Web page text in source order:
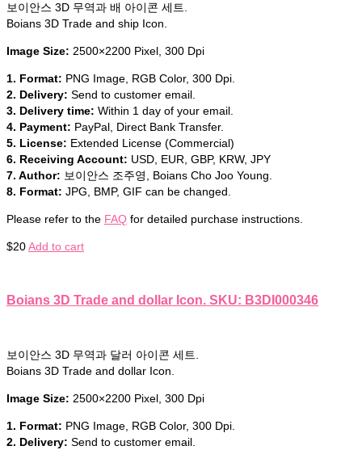
보이안스 3D 무역과 배 아이콘 세트.
Boians 3D Trade and ship Icon.
Image Size: 2500×2200 Pixel, 300 Dpi
1. Format: PNG Image, RGB Color, 300 Dpi.
2. Delivery: Send to customer email.
3. Delivery time: Within 1 day of your email.
4. Payment: PayPal, Direct Bank Transfer.
5. License: Extended License (Commercial)
6. Receiving Account: USD, EUR, GBP, KRW, JPY
7. Author: 보이안스 조주영, Boians Cho Joo Young.
8. Format: JPG, BMP, GIF can be changed.
Please refer to the FAQ for detailed purchase instructions.
$20Add to cart
Boians 3D Trade and dollar Icon. SKU: B3DI000346
보이안스 3D 무역과 달러 아이콘 세트.
Boians 3D Trade and dollar Icon.
Image Size: 2500×2200 Pixel, 300 Dpi
1. Format: PNG Image, RGB Color, 300 Dpi.
2. Delivery: Send to customer email.